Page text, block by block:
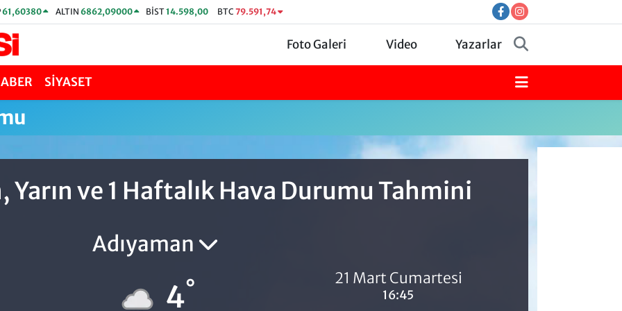
61,60380 ALTIN 6862,09000 BİST14.598,00 BTC 79.591,74
Foto Galeri Video Yazarlar
SİYASET
Yarın ve 1 Haftalık Hava Durumu Tahmini
Adıyaman
4° 21 Mart Cumartesi
16:45